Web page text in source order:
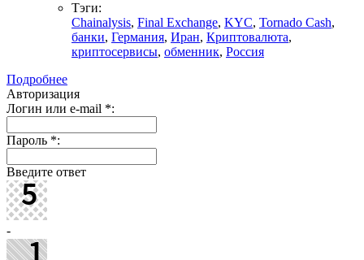
Тэги:
Chainalysis, Final Exchange, KYC, Tornado Cash,
банки, Германия, Иран, Криптовалюта,
криптосервисы, обменник, Россия
Подробнее
Авторизация
Логин или e-mail *:
Пароль *:
Введите ответ
-